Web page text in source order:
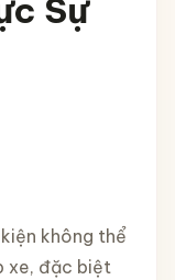
Sự
không thể
xe, đặc biệt